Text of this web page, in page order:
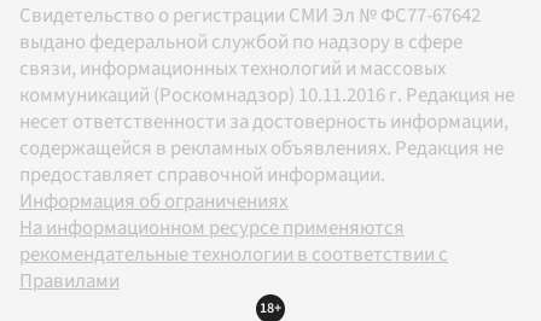
Свидетельство о регистрации СМИ Эл № ФС77-67642
выдано федеральной службой по надзору в сфере
связи, информационных технологий и массовых
коммуникаций (Роскомнадзор) 10.11.2016 г. Редакция не
несет ответственности за достоверность информации,
содержащейся в рекламных объявлениях. Редакция не
предоставляет справочной информации.
Информация об ограничениях
На информационном ресурсе применяются
рекомендательные технологии в соответствии с
Правилами
18+